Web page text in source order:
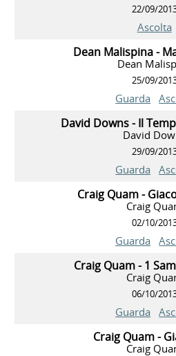
22/09/
Ascolta
Dean Malispina -
Dean
25/09/
Guarda
David Downs - Il
David
29/09/
Guarda
Craig Quam -
Craig
02/10/
Guarda
Craig Quam - 1
Craig
06/10/
Guarda
Craig Quam -
Craig